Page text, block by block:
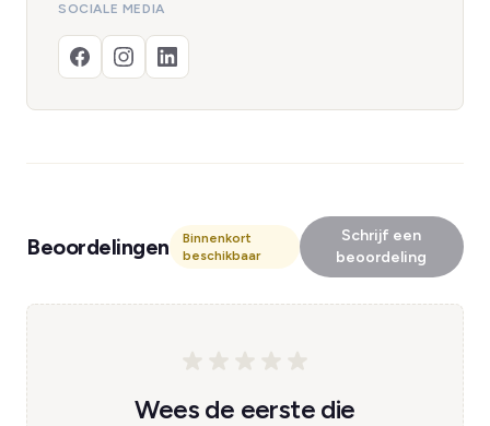
SOCIALE MEDIA
Beoordelingen
Binnenkort
beschikbaar
Schrijf een
beoordeling
Wees de eerste die